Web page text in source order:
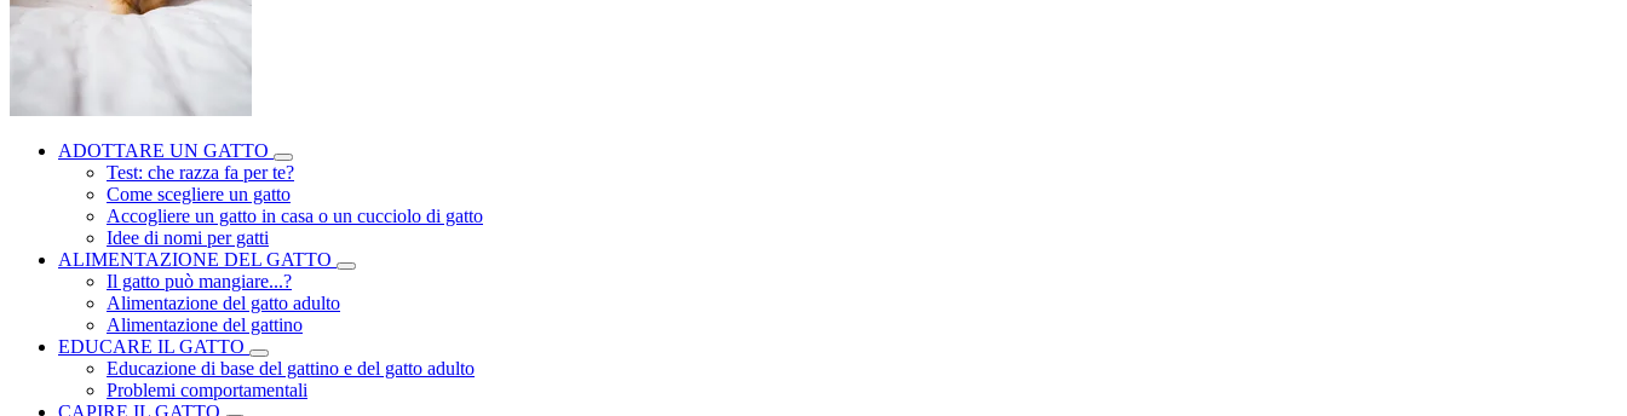
ADOTTARE UN GATTO
Test: che razza fa per te?
Come scegliere un gatto
Accogliere un gatto in casa o un cucciolo di gatto
Idee di nomi per gatti
ALIMENTAZIONE DEL GATTO
Il gatto può mangiare...?
Alimentazione del gatto adulto
Alimentazione del gattino
EDUCARE IL GATTO
Educazione di base del gattino e del gatto adulto
Problemi comportamentali
CAPIRE IL GATTO